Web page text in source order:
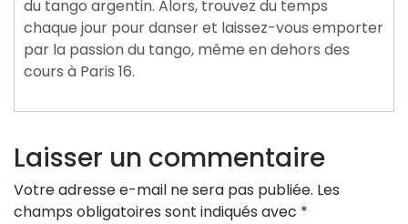
du tango argentin. Alors, trouvez du temps
chaque jour pour danser et laissez-vous emporter
par la passion du tango, même en dehors des
cours à Paris 16.
Laisser un commentaire
Votre adresse e-mail ne sera pas publiée. Les
champs obligatoires sont indiqués avec *